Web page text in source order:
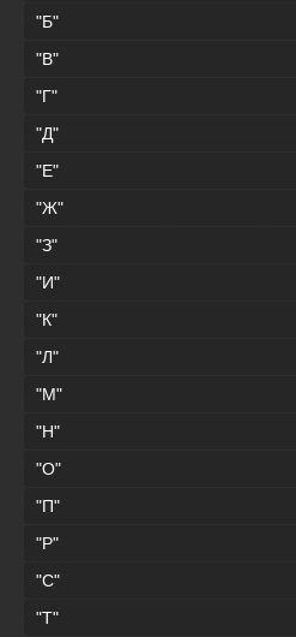
"Б"
"В"
"Г"
"Д"
"Е"
"Ж"
"З"
"И"
"К"
"Л"
"М"
"Н"
"О"
"П"
"Р"
"С"
"Т"